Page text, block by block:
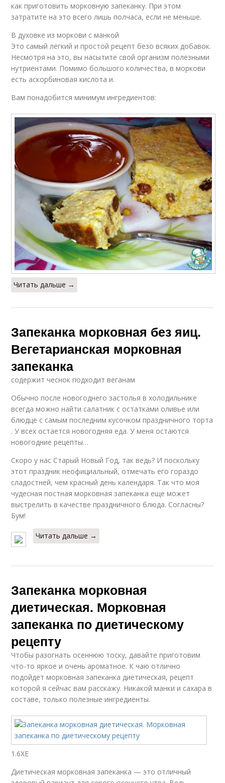
как приготовить морковную запеканку. При этом
затратите на это всего лишь полчаса, если не меньше.
В духовке из моркови с манкой
Это самый лёгкий и простой рецепт безо всяких добавок.
Несмотря на это, вы насытите свой организм полезными
нутриентами. Помимо большого количества, в моркови
есть аскорбиновая кислота и.
Вам понадобится минимум ингредиентов:
Читать дальше →
Запеканка морковная без яиц.
Вегетарианская морковная
запеканка
содержит чеснок подходит веганам
Обычно после новогоднего застолья в холодильнике
всегда можно найти салатник с остатками оливье или
блюдце с самым последним кусочком праздничного торта
. У всех остается новогодняя еда. У меня остаются
новогодние рецепты…
Скоро у нас Старый Новый Год, так ведь? И поскольку
этот праздник неофициальный, отмечать его гораздо
сладостней, чем красный день календаря. Так что моя
чудесная постная морковная запеканка еще может
выстрелить в качестве праздничного блюда. Согласны?
Бум!
Читать дальше →
Запеканка морковная
диетическая. Морковная
запеканка по диетическому
рецепту
Чтобы разогнать осеннюю тоску, давайте приготовим
что-то яркое и очень ароматное. К чаю отлично
подойдет морковная запеканка диетическая, рецепт
которой я сейчас вам расскажу. Никакой манки и сахара в
составе, только полезные ингредиенты.
1.6ХЕ
Диетическая морковная запеканка — это отличный